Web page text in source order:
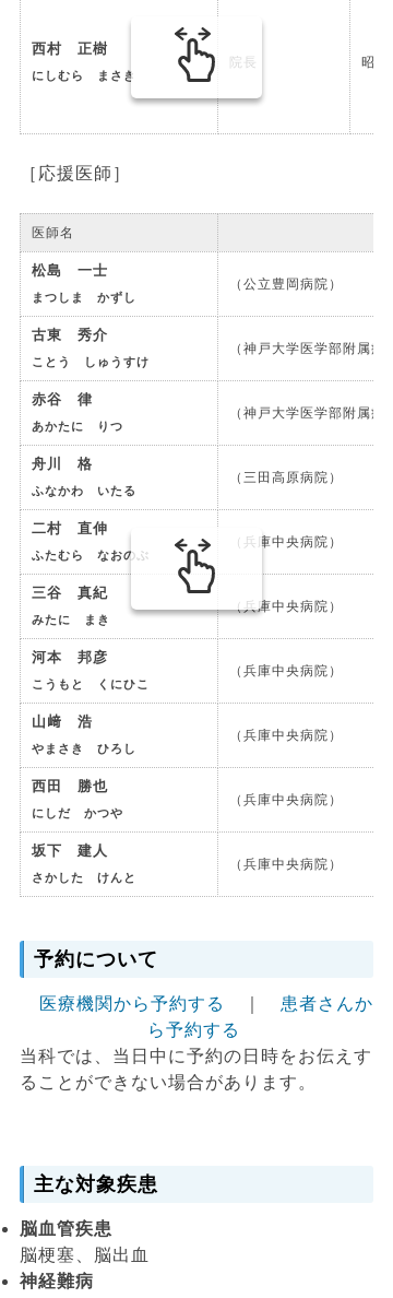
西村 正樹
にしむら まさき
院長 昭和
［応援医師］
医師名
松島 一士
まつしま かずし
（公立豊岡病院）
古東 秀介
ことう しゅうすけ
（神戸大学医学部附属病
赤谷 律
あかたに りつ
（神戸大学医学部附属病
舟川 格
ふなかわ いたる
（三田高原病院）
二村 直伸
ふたむら なおのぶ
（兵庫中央病院）
三谷 真紀
みたに まき
（兵庫中央病院）
河本 邦彦
こうもと くにひこ
（兵庫中央病院）
山﨑 浩
やまさき ひろし
（兵庫中央病院）
西田 勝也
にしだ かつや
（兵庫中央病院）
坂下 建人
さかした けんと
（兵庫中央病院）
予約について
医療機関から予約する
患者さんか
ら予約する
当科では、当日中に予約の日時をお伝えす
ることができない場合があります。
主な対象疾患
脳血管疾患
脳梗塞、脳出血
神経難病